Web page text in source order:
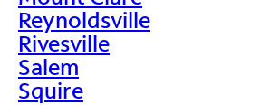
Reynoldsville
Rivesville
Salem
Squire